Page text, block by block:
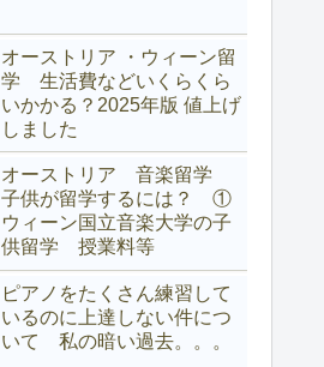
オーストリア ・ウィーン留
学 生活費などいくらくら
いかかる？2025年版 値上げ
しました
オーストリア 音楽留学
子供が留学するには？ ①
ウィーン国立音楽大学の子
供留学 授業料等
ピアノをたくさん練習して
いるのに上達しない件につ
いて 私の暗い過去。。。